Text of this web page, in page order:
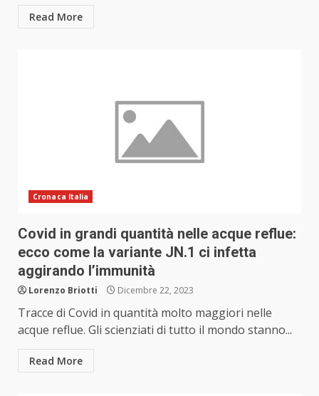
Read More
Cronaca Italia
Covid in grandi quantità nelle acque reflue:
ecco come la variante JN.1 ci infetta
aggirando l’immunità
Lorenzo Briotti Dicembre 22, 2023
Tracce di Covid in quantità molto maggiori nelle
acque reflue. Gli scienziati di tutto il mondo stanno...
Read More